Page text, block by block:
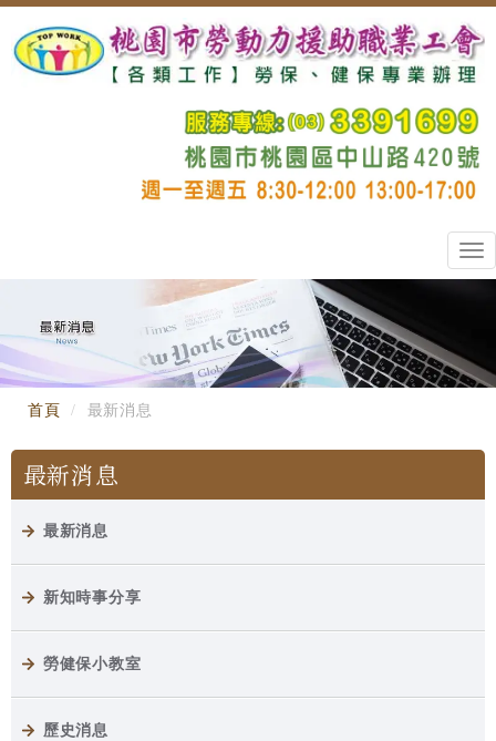
首頁 最新消息
最新消息
最新消息
新知時事分享
勞健保小教室
歷史消息